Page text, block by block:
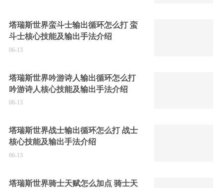
塔瑞斯世界蛮斗士输出循环怎么打 蛮
斗士核心技能及输出手法介绍
06-13
塔瑞斯世界吟游诗人输出循环怎么打
吟游诗人核心技能及输出手法介绍
06-13
塔瑞斯世界战士输出循环怎么打 战士
核心技能及输出手法介绍
06-13
塔瑞斯世界骑士天赋怎么加点 骑士天